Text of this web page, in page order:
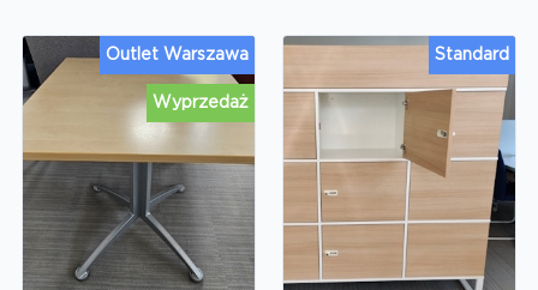
Wyprzedaż
Outlet Warszawa Standard